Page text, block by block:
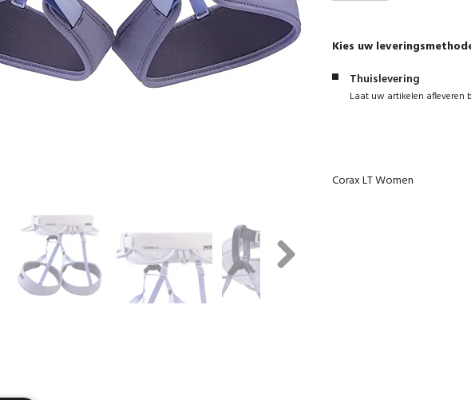
Kies uw
Thuislevering
Laat uw artikelen afleveren
Corax LT Women